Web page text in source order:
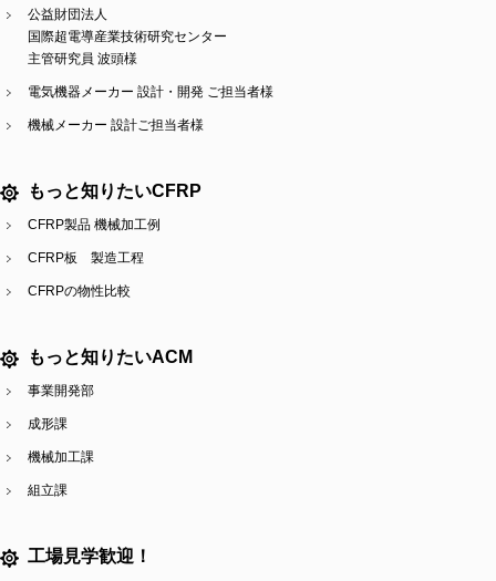
公益財団法人
国際超電導産業技術研究センター
主管研究員 波頭様
電気機器メーカー 設計・開発 ご担当者様
機械メーカー 設計ご担当者様
もっと知りたいCFRP
CFRP製品 機械加工例
CFRP板 製造工程
CFRPの物性比較
もっと知りたいACM
事業開発部
成形課
機械加工課
組立課
工場見学歓迎！